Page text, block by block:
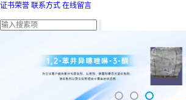
证书荣誉 联系方式 在线留言